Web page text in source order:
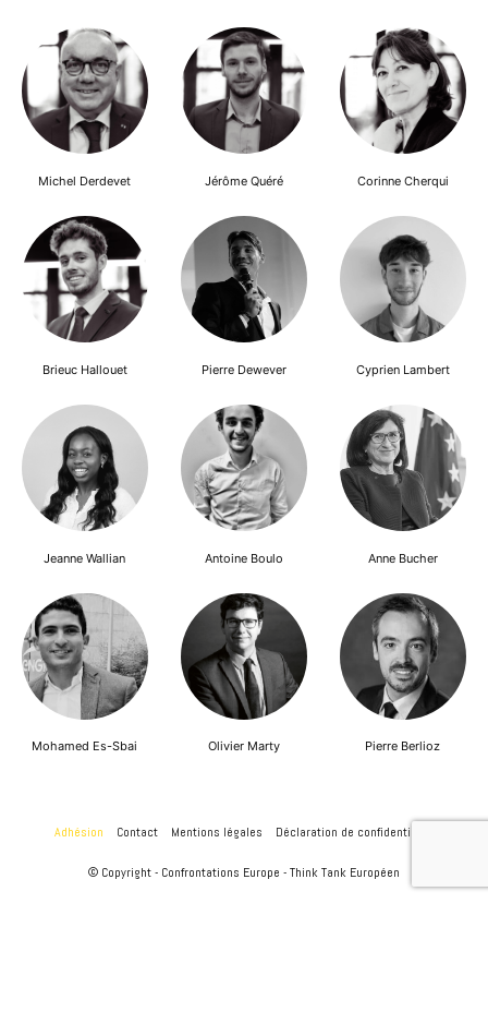
Michel Derdevet Jérôme Quéré Corinne Cherqui
Brieuc Hallouet Pierre Dewever Cyprien Lambert
Jeanne Wallian Antoine Boulo Anne Bucher
Mohamed Es-Sbai Olivier Marty Pierre Berlioz
Adhésion Contact Mentions légales Déclaration de confidentialité
© Copyright - Confrontations Europe - Think Tank Européen